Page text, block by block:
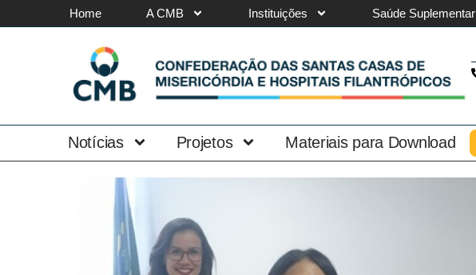
Home A CMB Instituições Saúde Suplementar
Notícias Projetos Materiais para Download